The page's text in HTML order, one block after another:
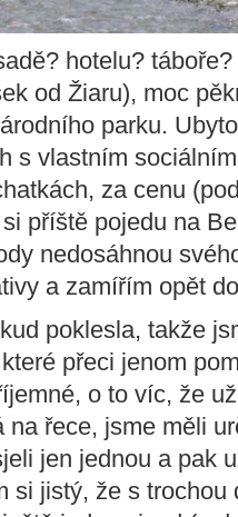
hotelu? táboře?
od Žiaru), moc
parku.
s vlastním
za cenu
příště pojedu na
nedosáhnou
a zamířím opět
poklesla, takže
přeci jenom
o to víc, že
na řece, jsme měli
jen jednou a pak
si jistý, že s trochou